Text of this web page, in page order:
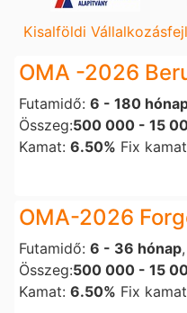
Kisalföldi
OMA -2026
Futamidő: 6 - 180
Összeg:500 000 - 15
Kamat: 6.50% Fix
OMA-2026
Futamidő: 6 - 36 hónap
Összeg:500 000 - 15
Kamat: 6.50% Fix